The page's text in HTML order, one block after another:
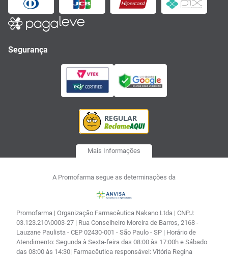
Segurança
Mais Informações
A Promofarma segue as determinações da
Promofarma | Organização Farmacêutica Nakano Ltda | CNPJ:
03.123.210\0003-27 | Rua Conselheiro Moreira de Barros, 2168 -
Lauzane Paulista - CEP 02430-001 - São Paulo - SP | Horário de
Atendimento: Segunda à Sexta-feira das 08:00 às 17:00h e Sábado
das 08:00 às 14:30| Farmacêutica responsável: Vitória Regina